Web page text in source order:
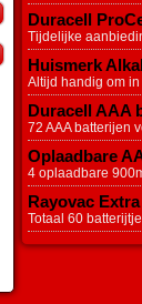
Duracell
Tijdelijke
Huismerk
Altijd handig om
Duracell AAA
72 AAA batterijen
Oplaadbare
4 oplaadbare
Rayovac
Totaal 60